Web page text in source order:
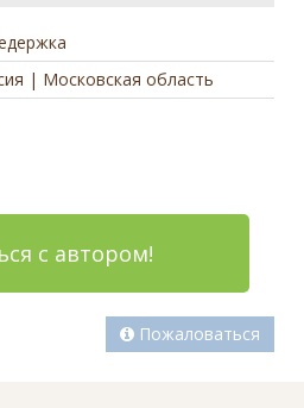
| Московская область
с автором!
Пожаловаться